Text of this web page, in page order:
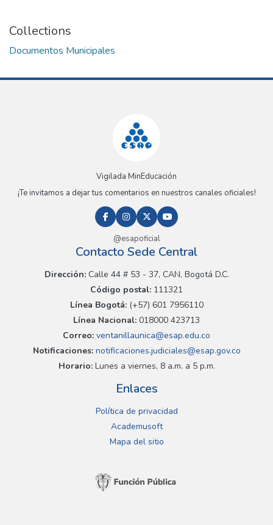
Collections
Documentos Municipales
Vigilada MinEducación
¡Te invitamos a dejar tus comentarios en nuestros canales oficiales!
@esapoficial
Contacto Sede Central
Dirección:Calle 44 # 53 - 37, CAN, Bogotá D.C.
Código postal: 111321
Línea Bogotá:(+57) 601 7956110
Línea Nacional: 018000 423713
Correo: ventanillaunica@esap.edu.co
Notificaciones:notificaciones.judiciales@esap.gov.co
Horario:Lunes a viernes, 8 a.m. a 5 p.m.
Enlaces
Política de privacidad
Academusoft
Mapa del sitio